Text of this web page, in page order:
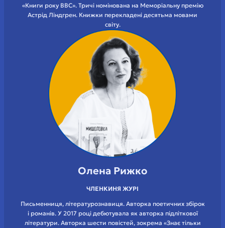
«Книги року ВВС». Тричі номінована на Меморіальну премію
Астрід Ліндгрен. Книжки перекладені десятьма мовами
світу.
Олена Рижко
ЧЛЕНКИНЯ ЖУРІ
Письменниця, літературознавиця. Авторка поетичних збірок
і романів. У 2017 році дебютувала як авторка підліткової
літератури. Авторка шести повістей, зокрема «Знає тільки